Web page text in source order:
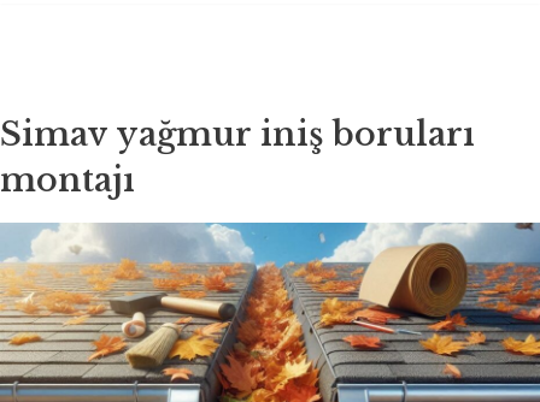
Simav yağmur iniş boruları
montajı